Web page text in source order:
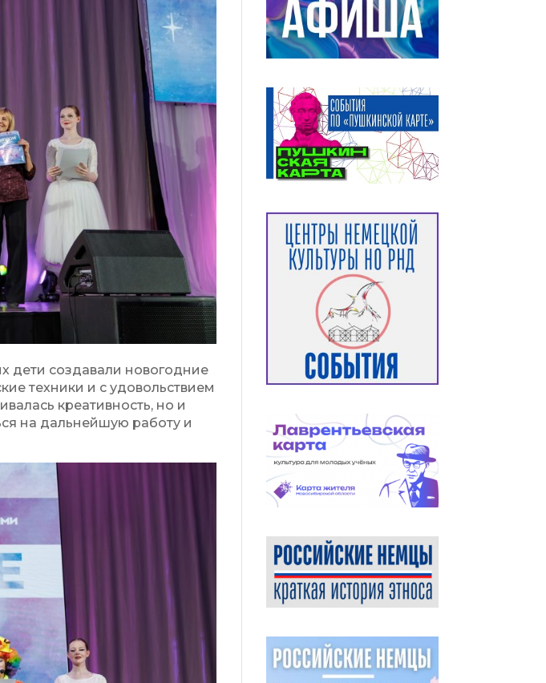
дети создавали новогодние
техники и с удовольствием
креативность, но и
на дальнейшую работу и